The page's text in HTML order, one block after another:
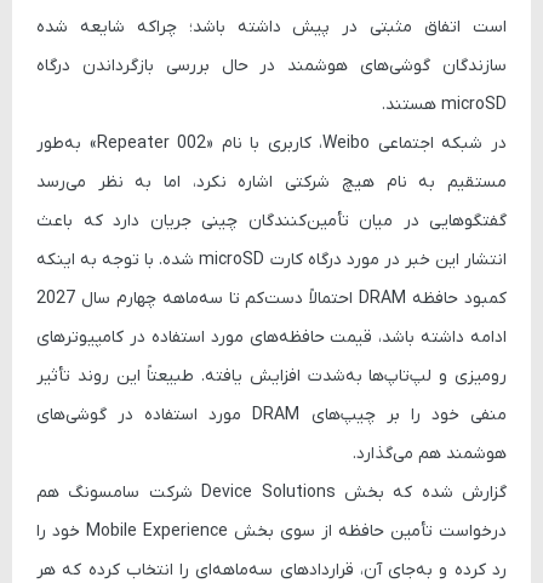
است اتفاق مثبتی در پیش داشته باشد؛ چراکه شایعه شده
سازندگان گوشی‌های هوشمند در حال بررسی بازگرداندن درگاه
microSD هستند.
در شبکه اجتماعی Weibo
، کاربری با نام «Repeater 002» به‌طور
مستقیم به نام هیچ شرکتی اشاره نکرد، اما به نظر می‌رسد
گفتگوهایی در میان تأمین‌کنندگان چینی جریان دارد که باعث
انتشار این خبر در مورد درگاه کارت microSDشده. با توجه به اینکه
کمبود حافظه DRAM احتمالاً دست‌کم تا سه‌ماهه چهارم سال 2027
ادامه داشته باشد، قیمت حافظه‌های مورد استفاده در کامپیوترهای
رومیزی و لپ‌تاپ‌ها به‌شدت افزایش یافته. طبیعتاً این روند تأثیر
منفی خود را بر چیپ‌های DRAM مورد استفاده در گوشی‌های
هوشمند هم می‌گذارد.
گزارش شده که بخش Device Solutionsشرکت سامسونگ هم
درخواست تأمین حافظه از سوی بخش Mobile Experience خود را
رد کرده و به‌جای آن، قراردادهای سه‌ماهه‌ای را انتخاب کرده که هر